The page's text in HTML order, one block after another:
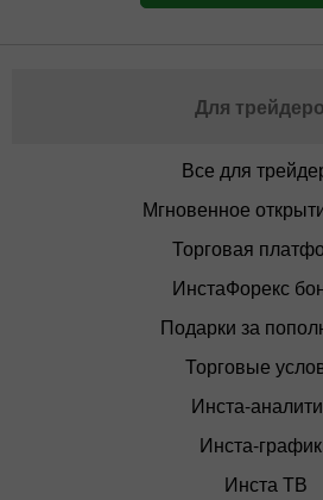
Для
Все для
Мгновенное
Торговая
ИнстаФорекс
Подарки за
Торговые
Инста-
Инста-
Инста ТВ